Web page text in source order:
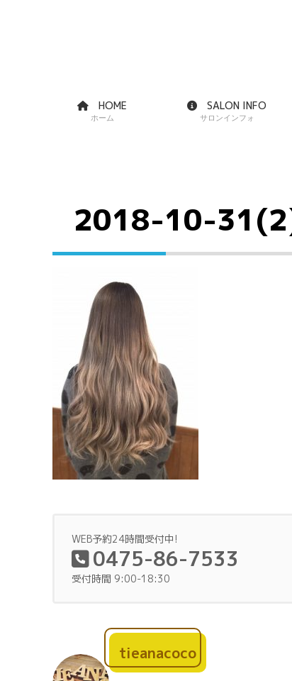
HOME
ホーム
SALON INFO
サロンインフォ
2018-10-
WEB予約24時間受付中!
0475-86-7533
受付時間 9:00-18:30
tieanacoco